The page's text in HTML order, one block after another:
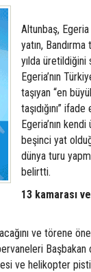
Altunbaş, Egeria
yatın,
yılda üretildiğini
Egeria’nın
taşıyan “en
taşıdığını”
Egeria’nın
beşinci yat
dünya turu
belirtti.
13 kamarası
ve törene
Başbakan
ve helikopter